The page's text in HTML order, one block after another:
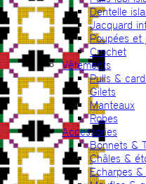
Dentelle
Jacquard
Poupées et
Crochet
Vêtements
Pulls &
Gilets
Manteaux
Robes
Accessories
Bonnets &
Châles &
Echarpes &